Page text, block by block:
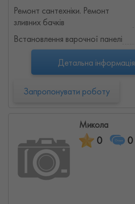
Ремонт сантехніки. Ремонт
зливних бачків
Встановлення варочної панелі
Детальна інформація
Запропонувати роботу
Микола
0 0